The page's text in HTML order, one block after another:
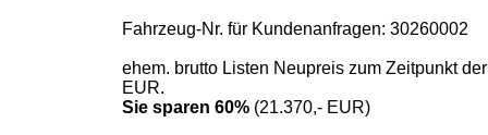
Fahrzeug-Nr. für Kundenanfragen: 30260002
ehem. brutto Listen Neupreis zum Zeitpunkt
EUR.
Sie sparen 60% (21.370,- EUR)